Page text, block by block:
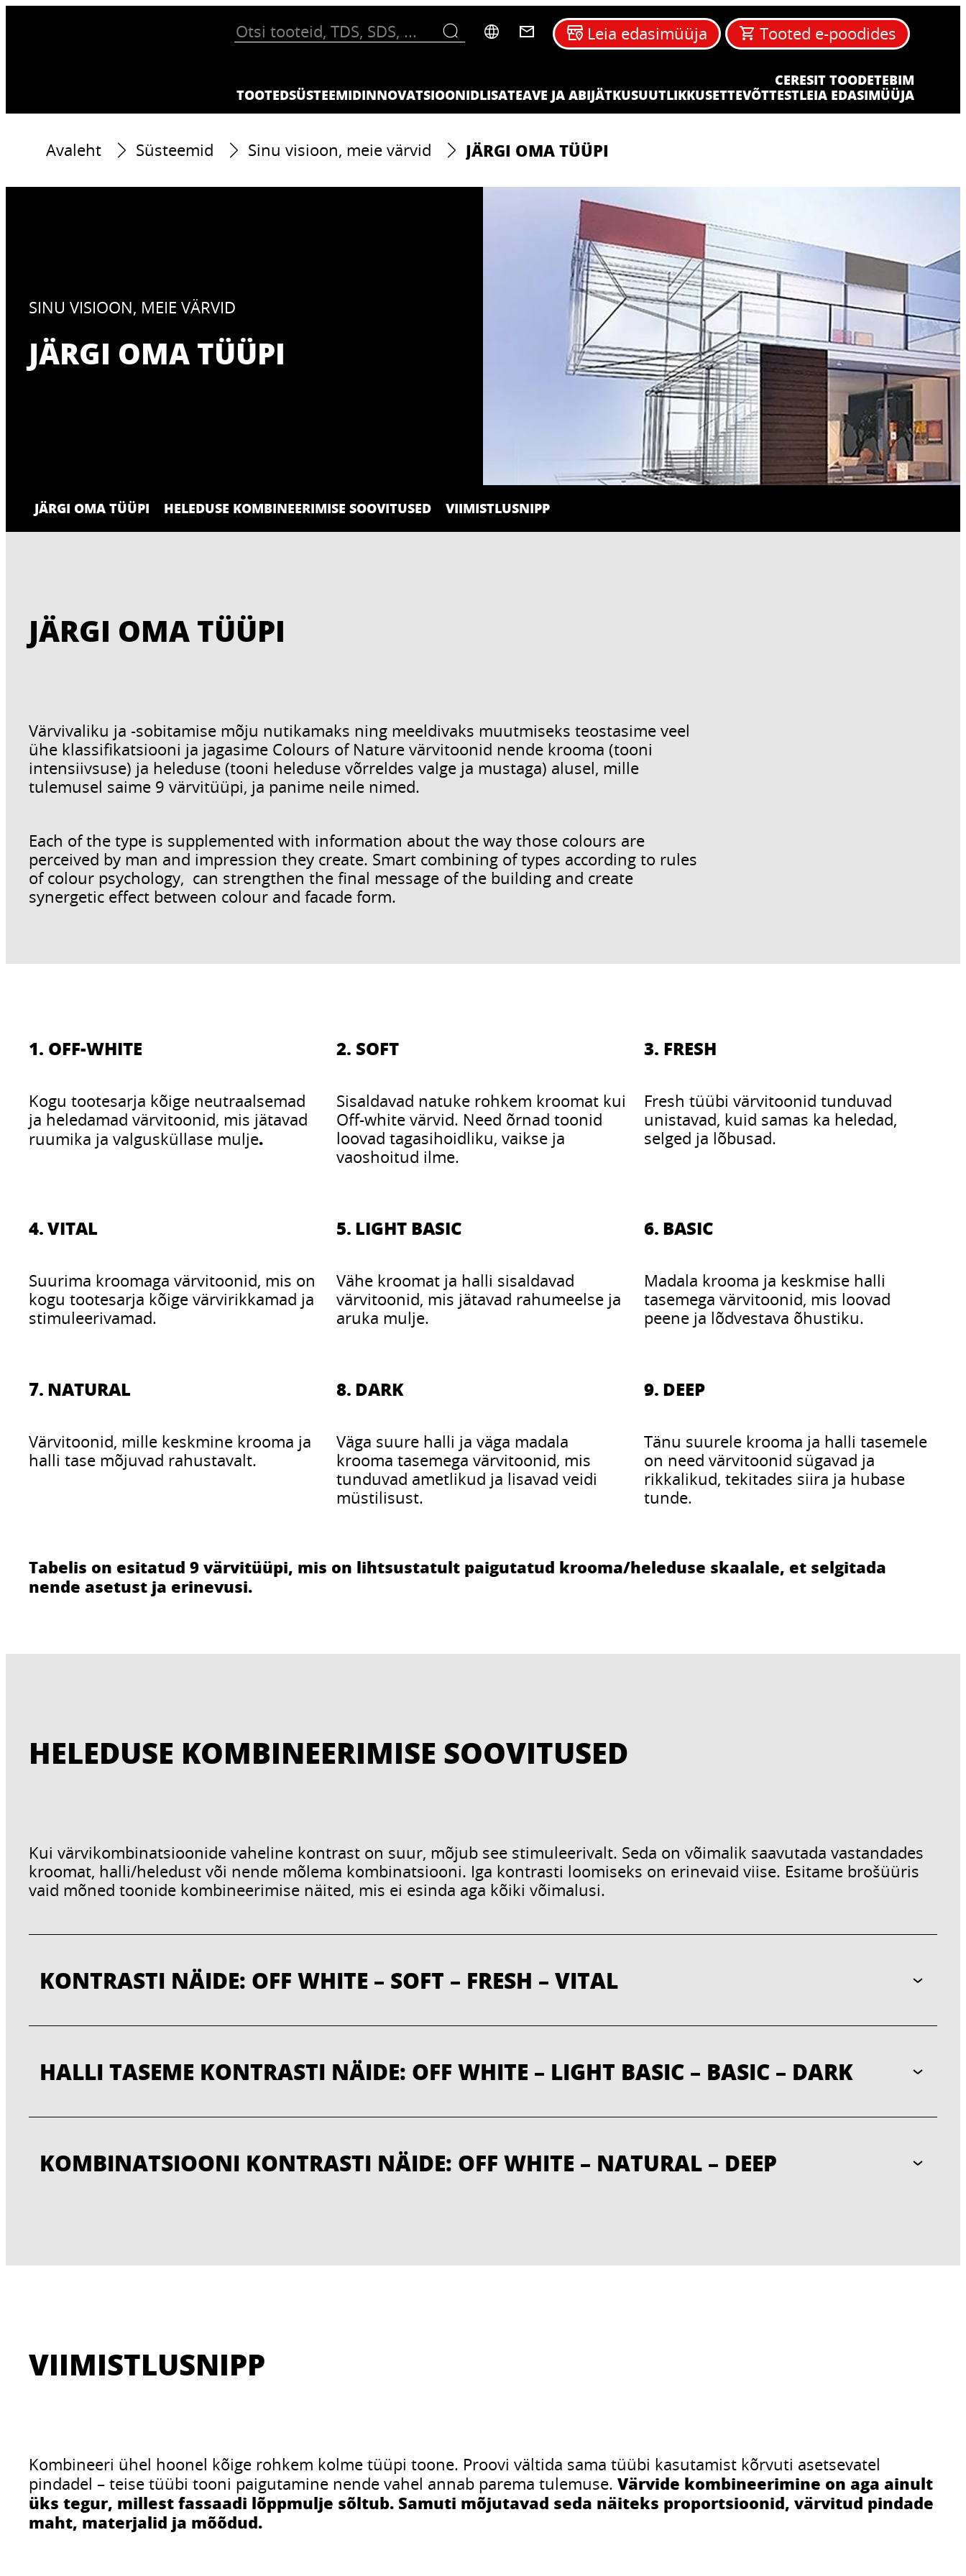
TOOTEDSÜSTEEMIDINNOVATSIOONIDLISATEAVE JA ABIJÄTKUSUUTLIKKUSETTEVÕTTESTLEIA EDASIMÜÜJA
CERESIT TOODETEBIM
Leia edasimüüja Tooted e-poodides
Avaleht Süsteemid Sinu visioon, meie värvid JÄRGI OMA TÜÜPI
SINU VISIOON, MEIE VÄRVID
JÄRGI OMA TÜÜPI
JÄRGI OMA TÜÜPI HELEDUSE KOMBINEERIMISE SOOVITUSED VIIMISTLUSNIPP
JÄRGI OMA TÜÜPI
Värvivaliku ja -sobitamise mõju nutikamaks ning meeldivaks muutmiseks teostasime veel
ühe klassifikatsiooni ja jagasime Colours of Nature värvitoonid nende krooma (tooni
intensiivsuse) ja heleduse (tooni heleduse võrreldes valge ja mustaga) alusel, mille
tulemusel saime 9 värvitüüpi, ja panime neile nimed.
Each of the type is supplemented with information about the way those colours are
perceived by man and impression they create. Smart combining of types according to rules
of colour psychology, can strengthen the final message of the building and create
synergetic effect between colour and facade form.
1. OFF-WHITE
Kogu tootesarja kõige neutraalsemad
ja heledamad värvitoonid, mis jätavad
ruumika ja valgusküllase mulje.
2. SOFT
Sisaldavad natuke rohkem kroomat kui
Off-white värvid. Need õrnad toonid
loovad tagasihoidliku, vaikse ja
vaoshoitud ilme.
3. FRESH
Fresh tüübi värvitoonid tunduvad
unistavad, kuid samas ka heledad,
selged ja lõbusad.
4. VITAL
Suurima kroomaga värvitoonid, mis on
kogu tootesarja kõige värvirikkamad ja
stimuleerivamad.
5. LIGHT BASIC
Vähe kroomat ja halli sisaldavad
värvitoonid, mis jätavad rahumeelse ja
aruka mulje.
6. BASIC
Madala krooma ja keskmise halli
tasemega värvitoonid, mis loovad
peene ja lõdvestava õhustiku.
7. NATURAL
Värvitoonid, mille keskmine krooma ja
halli tase mõjuvad rahustavalt.
8. DARK
Väga suure halli ja väga madala
krooma tasemega värvitoonid, mis
tunduvad ametlikud ja lisavad veidi
müstilisust.
9. DEEP
Tänu suurele krooma ja halli tasemele
on need värvitoonid sügavad ja
rikkalikud, tekitades siira ja hubase
tunde.
Tabelis on esitatud 9 värvitüüpi, mis on lihtsustatult paigutatud krooma/heleduse skaalale, et selgitada
nende asetust ja erinevusi.
HELEDUSE KOMBINEERIMISE SOOVITUSED
Kui värvikombinatsioonide vaheline kontrast on suur, mõjub see stimuleerivalt. Seda on võimalik saavutada vastandades
kroomat, halli/heledust või nende mõlema kombinatsiooni. Iga kontrasti loomiseks on erinevaid viise. Esitame brošüüris
vaid mõned toonide kombineerimise näited, mis ei esinda aga kõiki võimalusi.
KONTRASTI NÄIDE: OFF WHITE – SOFT – FRESH – VITAL
HALLI TASEME KONTRASTI NÄIDE: OFF WHITE – LIGHT BASIC – BASIC – DARK
KOMBINATSIOONI KONTRASTI NÄIDE: OFF WHITE – NATURAL – DEEP
VIIMISTLUSNIPP
Kombineeri ühel hoonel kõige rohkem kolme tüüpi toone. Proovi vältida sama tüübi kasutamist kõrvuti asetsevatel
pindadel – teise tüübi tooni paigutamine nende vahel annab parema tulemuse.Värvide kombineerimine on aga ainult
üks tegur, millest fassaadi lõppmulje sõltub. Samuti mõjutavad seda näiteks proportsioonid, värvitud pindade
maht, materjalid ja mõõdud.